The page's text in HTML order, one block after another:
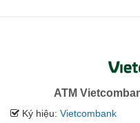
ATM
Ký hiệu: Vietcombank